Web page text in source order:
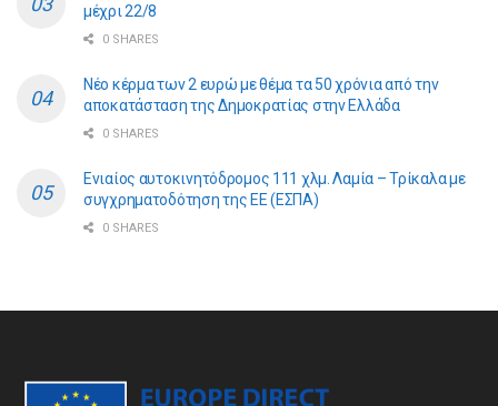
μέχρι 22/8
0 SHARES
Νέο κέρμα των 2 ευρώ με θέμα τα 50 χρόνια από την
αποκατάσταση της Δημοκρατίας στην Ελλάδα
0 SHARES
Ενιαίος αυτοκινητόδρομος 111 χλμ. Λαμία – Τρίκαλα με
συγχρηματοδότηση της ΕE (ΕΣΠΑ)
0 SHARES